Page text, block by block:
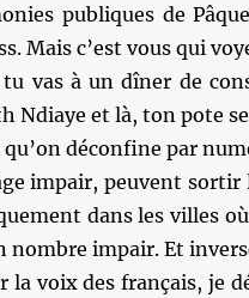
publiques de
Mais c’est vous qui
vas à un dîner de
Ndiaye et là, ton pote
qu’on déconfine par
impair, peuvent sortir
dans les villes
nombre impair. Et
la voix des français, je